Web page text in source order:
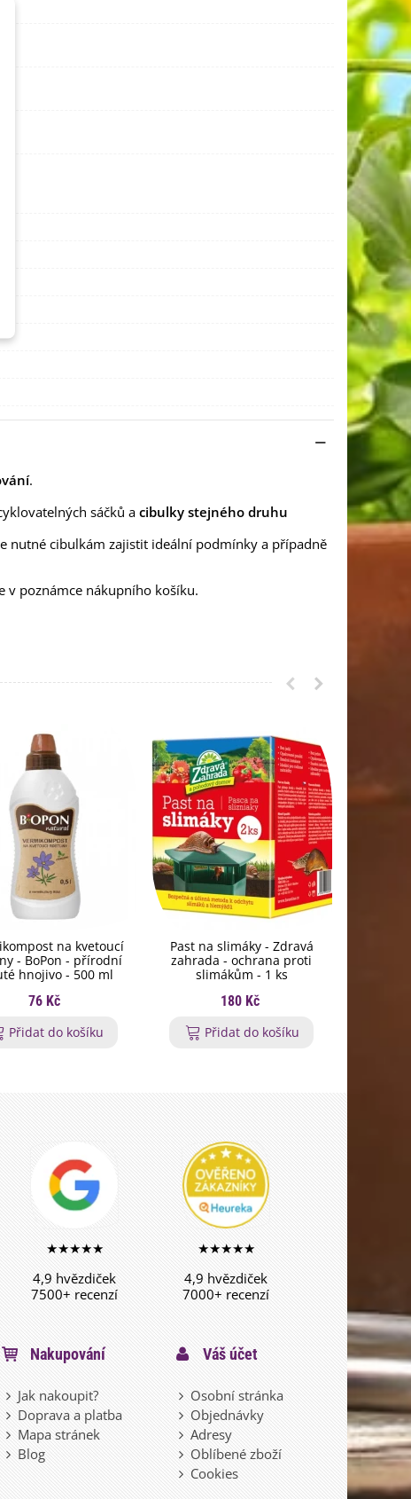
.
sáčků a cibulky stejného druhu
nutné cibulkám zajistit ideální podmínky a případně
v poznámce nákupního košíku.
na kvetoucí
- BoPon - přírodní
hnojivo - 500 ml
76 Kč
Přidat do košíku
Past na slimáky - Zdravá
zahrada - ochrana proti
slimákům - 1 ks
180 Kč
Přidat do košíku
★★★★★
4,9 hvězdiček
7500+ recenzí
★★★★★
4,9 hvězdiček
7000+ recenzí
Nakupování
Jak nakoupit?
Doprava a platba
Mapa stránek
Blog
Váš účet
Osobní stránka
Objednávky
Adresy
Oblíbené zboží
Cookies